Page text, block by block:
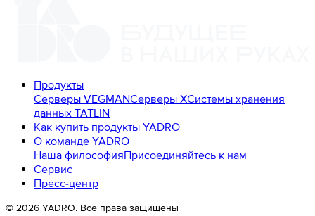
Продукты
Серверы VEGMANСерверы XСистемы хранения
данных TATLIN
Как купить продукты YADRO
О команде YADRO
Наша философияПрисоединяйтесь к нам
Сервис
Пресс-центр
© 2026 YADRO. Все права защищены